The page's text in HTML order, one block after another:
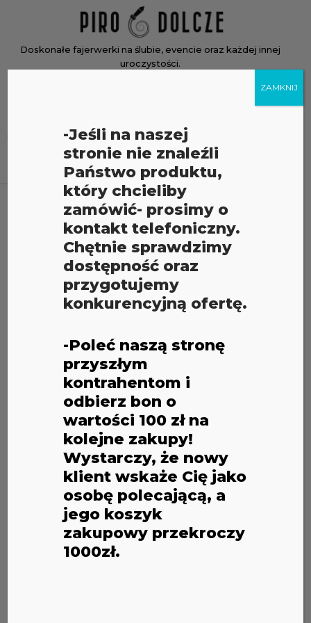
Doskonałe fajerwerki na ślubie, evencie oraz każdej innej
uroczystości.
produktów
80,00zł
5X JORGE JS077 SREBRNA
FONTANNA- 2M30SEK
WEWNĘTRZNA
Do wewnątrz ,Fontanny iskier
Zestaw zawiera 5 sztuk fontann.
-Jeśli na naszej
stronie nie znaleźli
Państwo produktu,
który chcieliby
zamówić- prosimy o
kontakt telefoniczny.
Chętnie sprawdzimy
dostępność oraz
przygotujemy
konkurencyjną ofertę.
-Poleć naszą stronę
przyszłym
kontrahentom i
odbierz bon o
wartości 100 zł na
kolejne zakupy!
Wystarczy, że nowy
klient wskaże Cię jako
osobę polecającą, a
jego koszyk
zakupowy przekroczy
1000zł.
ZAMKNIJ